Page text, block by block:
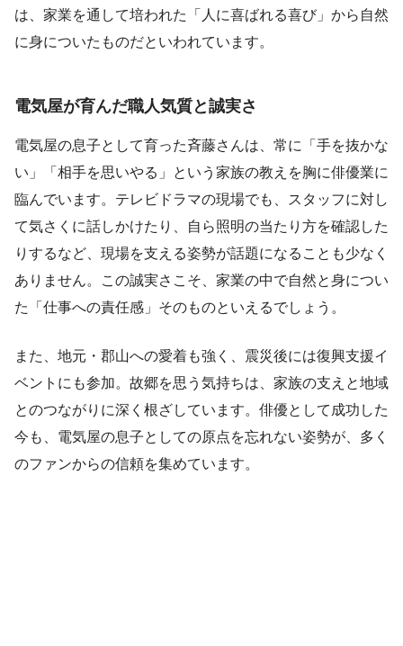
は、家業を通して培われた「人に喜ばれる喜び」から自然
に身についたものだといわれています。
電気屋が育んだ職人気質と誠実さ
電気屋の息子として育った斉藤さんは、常に「手を抜かな
い」「相手を思いやる」という家族の教えを胸に俳優業に
臨んでいます。テレビドラマの現場でも、スタッフに対し
て気さくに話しかけたり、自ら照明の当たり方を確認した
りするなど、現場を支える姿勢が話題になることも少なく
ありません。この誠実さこそ、家業の中で自然と身につい
た「仕事への責任感」そのものといえるでしょう。
また、地元・郡山への愛着も強く、震災後には復興支援イ
ベントにも参加。故郷を思う気持ちは、家族の支えと地域
とのつながりに深く根ざしています。俳優として成功した
今も、電気屋の息子としての原点を忘れない姿勢が、多く
のファンからの信頼を集めています。